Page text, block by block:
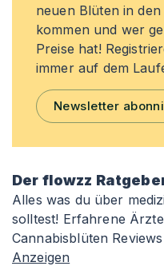
neuen Blüten in
kommen und wer
Preise hat!
immer auf dem
Newsletter
Der flowzz
Alles was du über
solltest! Erfahrene
Cannabisblüten
Anzeigen